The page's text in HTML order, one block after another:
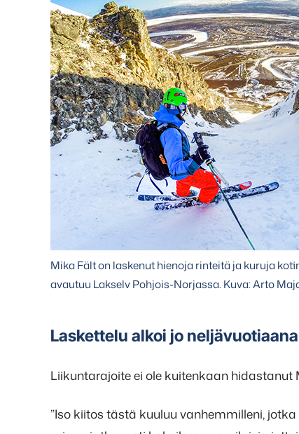
Mika Fält on laskenut hienoja rinteitä ja kuruja
avautuu Lakselv Pohjois-Norjassa. Kuva: Arto
Laskettelu alkoi jo neljävuotiaana
Liikuntarajoite ei ole kuitenkaan
”Iso kiitos tästä kuuluu vanhemmilleni,